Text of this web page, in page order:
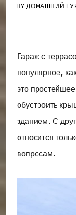
BYДОМАШНИЙ
Гараж с
популярное,
это
обустроить
зданием. С
относится
вопросам.